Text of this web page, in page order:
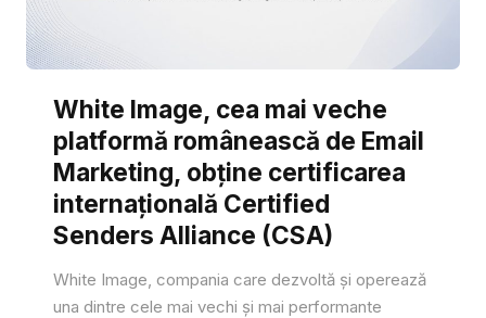
White Image, cea mai veche
platformă românească de Email
Marketing, obține certificarea
internațională Certified
Senders Alliance (CSA)
White Image, compania care dezvoltă și operează
una dintre cele mai vechi și mai performante